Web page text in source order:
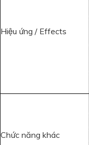
Hiệu ứng / Effects
Chức năng khác